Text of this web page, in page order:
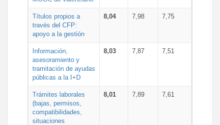
Títulos propios a
través del CFP:
apoyo a la gestión
8,04 7,98 7,75
Información,
asesoramiento y
tramitación de ayudas
públicas a la I+D
8,03 7,87 7,51
Trámites laborales
(bajas, permisos,
compatibilidades,
situaciones
8,01 7,89 7,61